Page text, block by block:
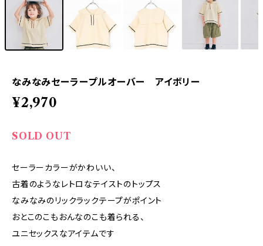
なみなみセーラープルオーバー アイボリー
¥2,970
SOLD OUT
セーラーカラーがかわいい、
古着のようなレトロなテイストのトップス
なみなみのリックラックテープがポイント
おとこのこもおんなのこも着られる、
ユニセックスなアイテムです